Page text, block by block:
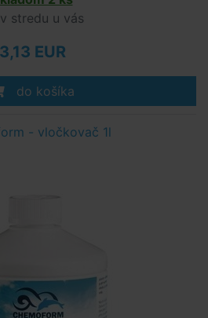
v stredu u vás
3,13 EUR
do košíka
- vločkovač 1l